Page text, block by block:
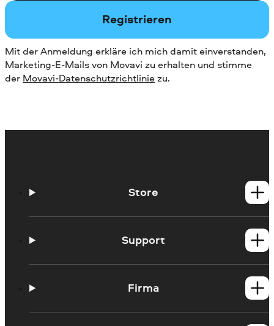
Registrieren
Mit der Anmeldung erkläre ich mich damit einverstanden,
Marketing-E-Mails von Movavi zu erhalten und stimme
der Movavi-Datenschutzrichtliniezu.
Store
Mac-Produkte
Support
Anleitungen
Firma